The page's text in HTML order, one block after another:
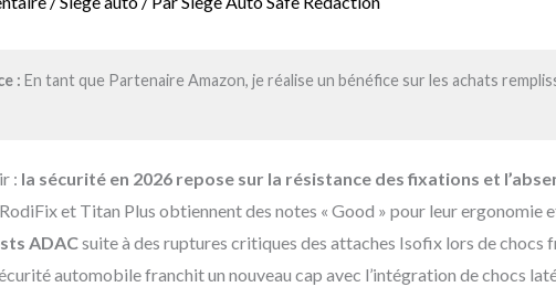
: En tant que Partenaire Amazon, je réalise un bénéfice sur les achats
: la sécurité en 2026 repose sur la résistance des fixations et
et Titan Plus obtiennent des notes « Good » pour leur ergonomie
ADACsuite à des ruptures critiques des attaches Isofix lors de chocs
automobile franchit un nouveau cap avec l’intégration de chocs